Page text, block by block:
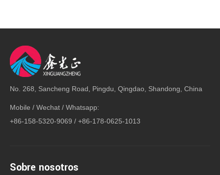
No. 268, Sancheng Road, Pingdu, Qingdao, Shandong, China
Mobile / Wechat / Whatsapp:
+86-158-5320-9069 / +86-178-0625-1013
Sobre nosotros